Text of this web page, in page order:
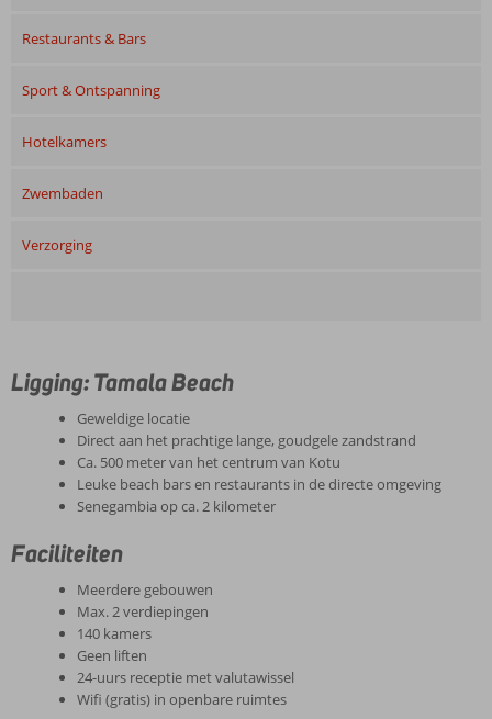
Restaurants & Bars
Sport & Ontspanning
Hotelkamers
Zwembaden
Verzorging
Ligging: Tamala Beach
Geweldige locatie
Direct aan het prachtige lange, goudgele zandstrand
Ca. 500 meter van het centrum van Kotu
Leuke beach bars en restaurants in de directe omgeving
Senegambia op ca. 2 kilometer
Faciliteiten
Meerdere gebouwen
Max. 2 verdiepingen
140 kamers
Geen liften
24-uurs receptie met valutawissel
Wifi (gratis) in openbare ruimtes